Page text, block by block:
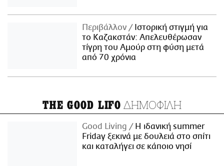
Περιβάλλον
Ιστορική στιγμή για
το Καζακστάν: Απελευθέρωσαν
τίγρη του Αμούρ στη φύση μετά
από 70 χρόνια
THE GOOD LIFO ΔΗΜΟΦΙΛΗ
Good Living
Η ιδανική summer
Friday ξεκινά με δουλειά στο σπίτι
και καταλήγει σε κάποιο νησί